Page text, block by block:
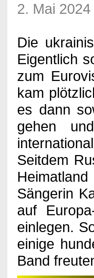
&
DVD
Kino
2. Mai
Die
Eigentlich
zum
kam
es dann
gehen
Seitdem
Sängerin
auf
einlegen.
einige
Band